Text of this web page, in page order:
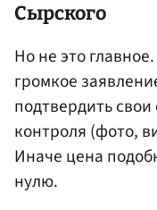
Сырского
Но не это
громкое
подтвердить
контроля (фото,
Иначе цена
нулю.